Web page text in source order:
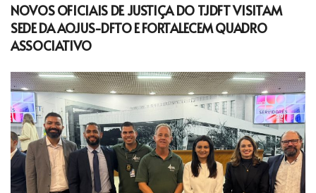
NOVOS OFICIAIS DE JUSTIÇA DO TJDFT VISITAM
SEDE DA AOJUS-DFTO E FORTALECEM QUADRO
ASSOCIATIVO